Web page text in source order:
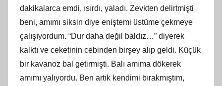
dakikalarca emdi, ısırdı, yaladı. Zevkten delirtmişti
beni, amımı siksin diye eniştemi üstüme çekmeye
çalışıyordum. “Dur daha değil baldız…” diyerek
kalktı ve ceketinin cebinden birşey alıp geldi. Küçük
bir kavanoz bal getirmişti. Balı amıma dökerek
amımı yalıyordu. Ben artık kendimi bırakmıştım,